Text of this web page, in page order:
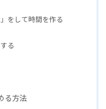
をして時間を作る
る
る方法